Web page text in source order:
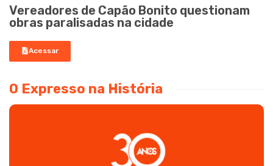
Vereadores de Capão Bonito questionam
obras paralisadas na cidade
Acessar
O Expresso na História